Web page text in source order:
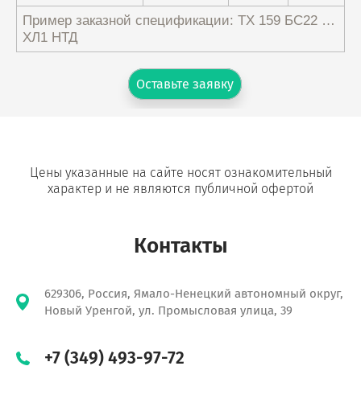
Пример заказной спецификации: ТХ 159 БС22 …
ХЛ1 НТД
Оставьте заявку
Цены указанные на сайте носят ознакомительный
характер и не являются публичной офертой
Контакты
629306, Россия, Ямало-Ненецкий автономный округ,
Новый Уренгой, ул. Промысловая улица, 39
+7 (349) 493-97-72